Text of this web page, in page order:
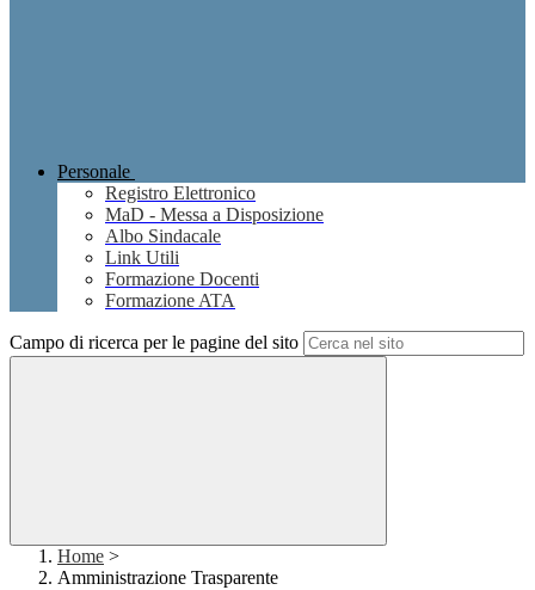
Personale
Registro Elettronico
MaD - Messa a Disposizione
Albo Sindacale
Link Utili
Formazione Docenti
Formazione ATA
Campo di ricerca per le pagine del sito
Home >
Amministrazione Trasparente